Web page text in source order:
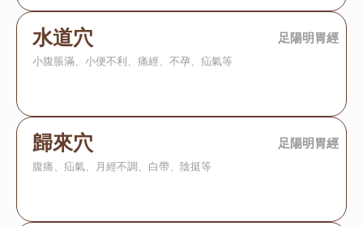
水道穴 足陽明胃經
小腹脹滿、小便不利、痛經、不孕、疝氣等
歸來穴 足陽明胃經
腹痛、疝氣、月經不調、白帶、陰挺等